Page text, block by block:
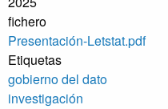
fichero
Presentación-Letstat.pdf
Etiquetas
gobierno del dato
investigación